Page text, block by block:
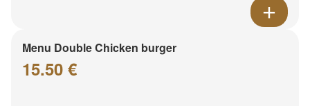
Menu Double Chicken burger
15.50 €